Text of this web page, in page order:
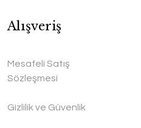
Alışveriş
Mesafeli Satış
Sözleşmesi
Gizlilik ve Güvenlik